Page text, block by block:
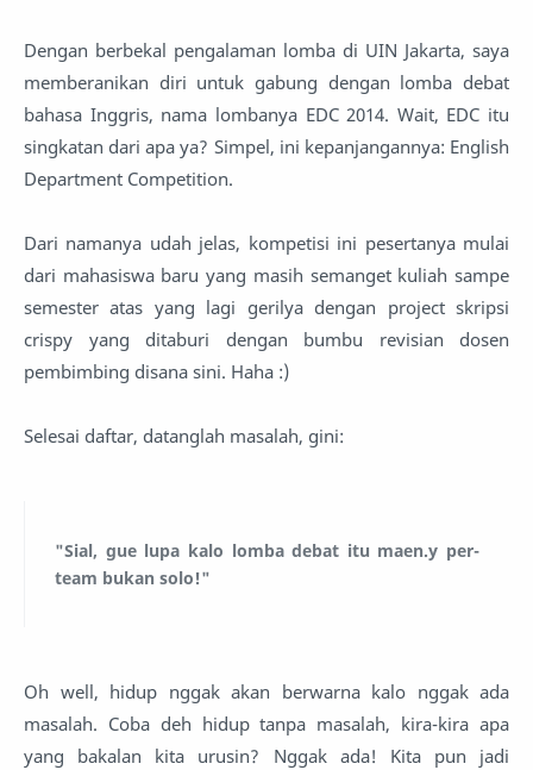
Dengan berbekal pengalaman lomba di UIN Jakarta, saya
memberanikan diri untuk gabung dengan lomba debat
bahasa Inggris, nama lombanya EDC 2014. Wait, EDC itu
singkatan dari apa ya? Simpel, ini kepanjangannya: English
Department Competition.
Dari namanya udah jelas, kompetisi ini pesertanya mulai
dari mahasiswa baru yang masih semanget kuliah sampe
semester atas yang lagi gerilya dengan project skripsi
crispy yang ditaburi dengan bumbu revisian dosen
pembimbing disana sini. Haha :)
Selesai daftar, datanglah masalah, gini:
"Sial, gue lupa kalo lomba debat itu maen.y per-
team bukan solo!"
Oh well, hidup nggak akan berwarna kalo nggak ada
masalah. Coba deh hidup tanpa masalah, kira-kira apa
yang bakalan kita urusin? Nggak ada! Kita pun jadi